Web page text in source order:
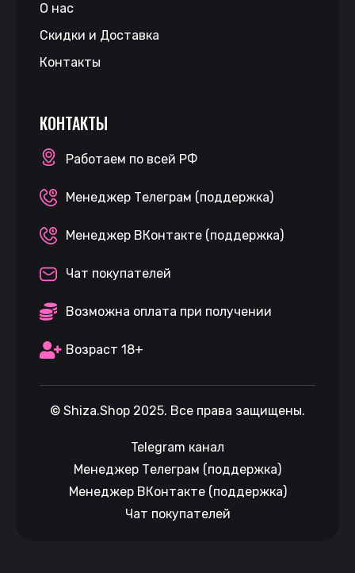
О нас
Скидки и Доставка
Контакты
КОНТАКТЫ
Работаем по всей РФ
Менеджер Телеграм (поддержка)
Менеджер ВКонтакте (поддержка)
Чат покупателей
Возможна оплата при получении
Возраст 18+
© Shiza.Shop 2025. Все права защищены.
Telegram канал
Менеджер Телеграм (поддержка)
Менеджер ВКонтакте (поддержка)
Чат покупателей